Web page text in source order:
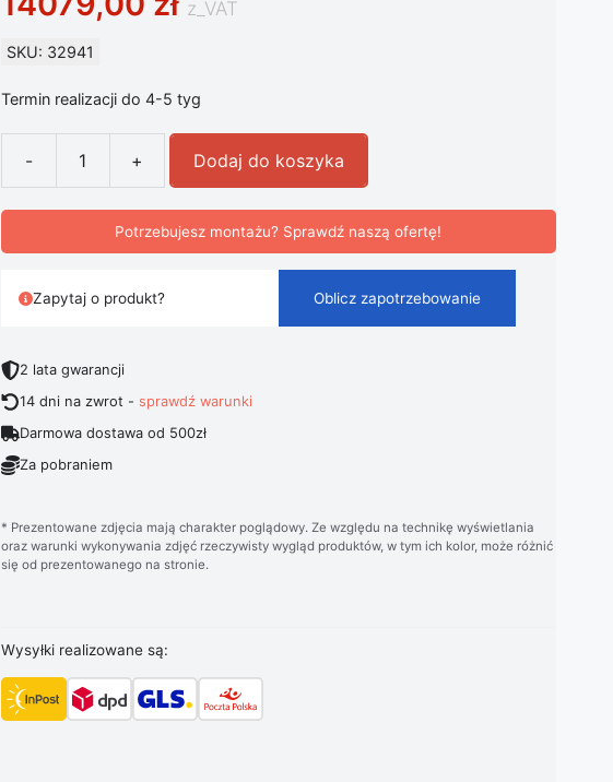
z_VAT
SKU: 32941
Termin realizacji do 4-5 tyg
-
ilość Lampa Sufitowa Artemide Discovery Vertical 70 Integralis aluminium
+ Dodaj do koszyka
Potrzebujesz montażu? Sprawdź naszą ofertę!
Zapytaj o produkt? Oblicz zapotrzebowanie
2 lata gwarancji
14 dni na zwrot -sprawdź warunki
Darmowa dostawa od 500zł
Za pobraniem
* Prezentowane zdjęcia mają charakter poglądowy. Ze względu na technikę wyświetlania
oraz warunki wykonywania zdjęć rzeczywisty wygląd produktów, w tym ich kolor, może różnić
się od prezentowanego na stronie.
Wysyłki realizowane są: